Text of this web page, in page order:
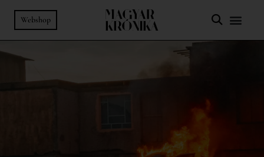
Webshop